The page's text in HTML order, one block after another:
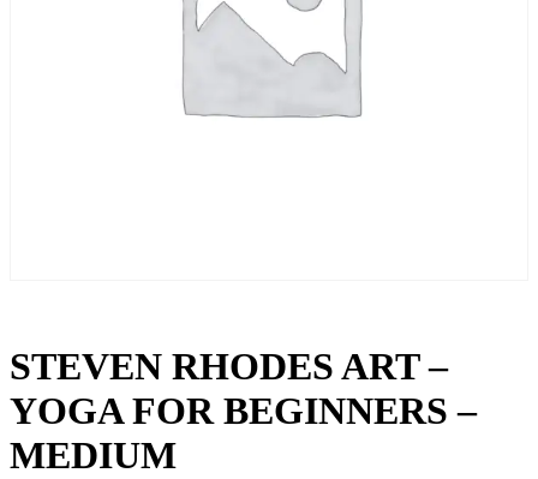
STEVEN RHODES ART –
YOGA FOR BEGINNERS –
MEDIUM